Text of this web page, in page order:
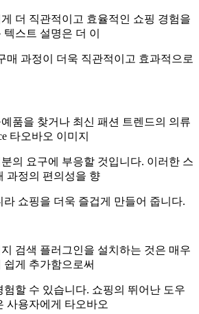
더 직관적이고 효율적인 쇼핑 경험을
스트 설명은 더 이
매 과정이 더욱 직관적이고 효과적으로
품을 찾거나 최신 패션 트렌드의 의류
타오바오 이미지
의 요구에 부응할 것입니다. 이러한 스
과정의 편의성을 향
쇼핑을 더욱 즐겁게 만들어 줍니다.
검색 플러그인을 설치하는 것은 매우
게 추가함으로써
할 수 있습니다. 쇼핑의 뛰어난 도우
사용자에게 타오바오